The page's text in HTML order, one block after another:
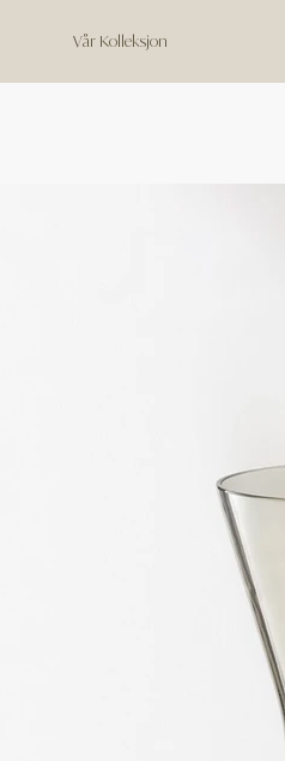
Vår Kolleksjon